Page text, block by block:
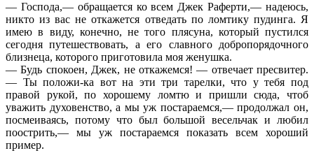
— Господа,— обращается ко всем Джек Раферти,— надеюсь,
никто из вас не откажется отведать по ломтику пудинга. Я
имею в виду, конечно, не того плясуна, который пустился
сегодня путешествовать, а его славного добропорядочного
близнеца, которого приготовила моя женушка.
— Будь спокоен, Джек, не откажемся! — отвечает пресвитер.
— Ты положи-ка вот на эти три тарелки, что у тебя под
правой рукой, по хорошему ломтю и пришли сюда, чтоб
уважить духовенство, а мы уж постараемся,— продолжал он,
посмеиваясь, потому что был большой весельчак и любил
поострить,— мы уж постараемся показать всем хороший
пример.